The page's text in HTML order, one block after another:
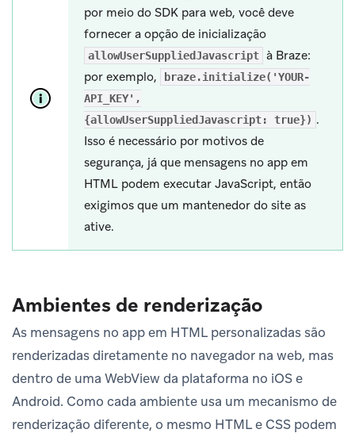
por meio do SDK para web, você deve
fornecer a opção de inicialização
allowUserSuppliedJavascript à Braze:
por exemplo,
braze.initialize('YOUR-
API_KEY',
{allowUserSuppliedJavascript: true}) .
Isso é necessário por motivos de
segurança, já que mensagens no app em
HTML podem executar JavaScript, então
exigimos que um mantenedor do site as
ative.
Ambientes de renderização
As mensagens no app em HTML personalizadas são
renderizadas diretamente no navegador na web, mas
dentro de uma WebView da plataforma no iOS e
Android. Como cada ambiente usa um mecanismo de
renderização diferente, o mesmo HTML e CSS podem